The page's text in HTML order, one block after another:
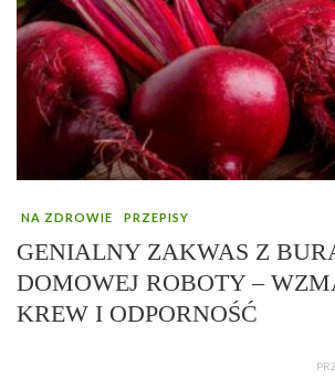
NA ZDROWIE PRZEPISY
GENIALNY ZAKWAS Z
DOMOWEJ ROBOTY –
KREW I ODPORNOŚĆ